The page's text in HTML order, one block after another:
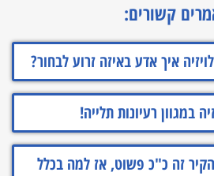
קשורים:
איך אדע באיזה זרוע לבחור?
במגוון רעיונות תלייה!
זה כ"כ פשוט, אז למה בכלל